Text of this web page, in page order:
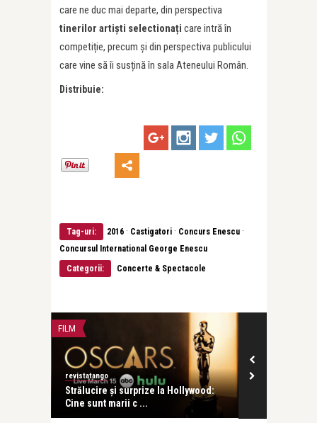
care ne duc mai departe, din perspectiva
tinerilor artiști selectionați care intră în
competiție, precum și din perspectiva publicului
care vine să îi susțină în sala Ateneului Român.
Distribuie:
Tag-uri: 2016 · Castigatori · Concurs Enescu ·
Concursul International George Enescu
Categorii:
Concerte & Spectacole
FILM
revistatango
Strălucire și surprize la Hollywood:
Cine sunt marii c ...